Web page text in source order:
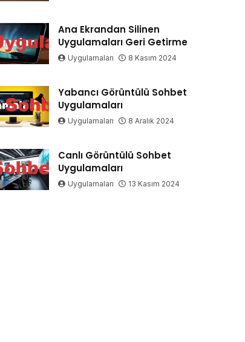
Ana Ekrandan Silinen
Uygulamaları Geri Getirme
Uygulamaları 8 Kasım 2024
Yabancı Görüntülü Sohbet
Uygulamaları
Uygulamaları 8 Aralık 2024
Canlı Görüntülü Sohbet
Uygulamaları
Uygulamaları 13 Kasım 2024